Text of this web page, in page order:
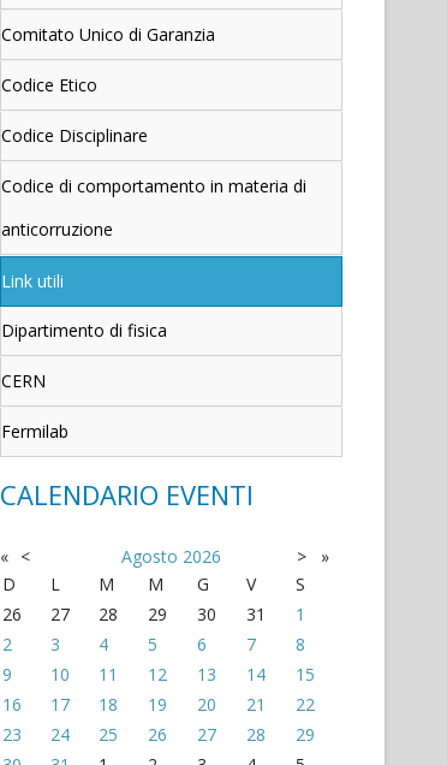
Comitato Unico di Garanzia
Codice Etico
Codice Disciplinare
Codice di comportamento in materia di
anticorruzione
Link utili
Dipartimento di fisica
CERN
Fermilab
CALENDARIO EVENTI
« < Agosto 2026 >
»
D
L M M G V
S
26
27 28 29 30 31
1
2
3 4 5 6 7
8
9
10 11 12 13 14
15
16
17 18 19 20 21
22
23
24 25 26 27 28
29